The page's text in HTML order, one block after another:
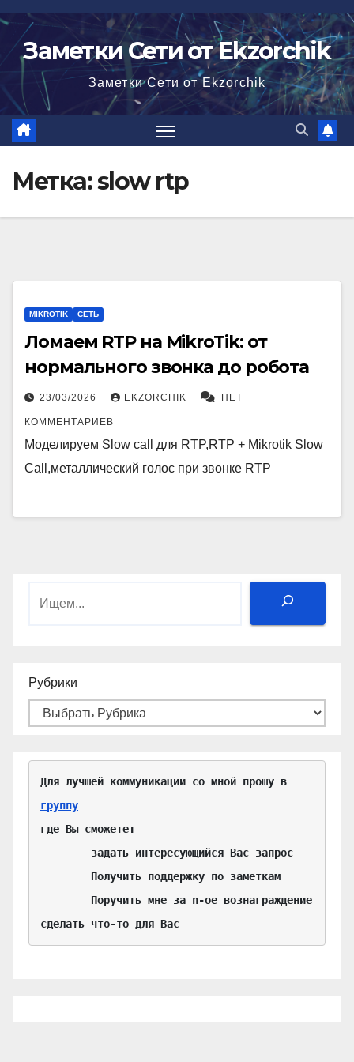
Перейти
содержимому
Заметки Сети от Ekzorchik
Заметки Сети от Ekzorchik
Метка:slow rtp
MIKROTIK СЕТЬ
Ломаем RTP на MikroTik: от
нормального звонка до робота
23/03/2026 EKZORCHIK НЕТ
КОММЕНТАРИЕВ
Моделируем Slow call для RTP,RTP + Mikrotik Slow
Call,металлический голос при звонке RTP
Поиск
Рубрики
группу
где Вы сможете:
сделать что-то для Вас